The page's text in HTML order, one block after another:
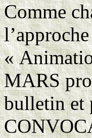
Comme
«
MARS
bulletin et